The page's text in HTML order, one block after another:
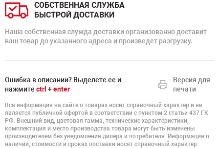
СОБСТВЕННАЯ СЛУЖБА
БЫСТРОЙ ДОСТАВКИ
Наша собственная служда доставки организованно доставит
ваш товар до указанного адреса и произведет разгрузку.
Ошибка в описании? Выделете ее и
нажмите ctrl +enter
Версия для
печати
Вся информация на сайте о товарах носит справочный характер и не
является публичной офертой в соответствии с пунктом 2 статьи 437 ГК
РФ. Внешний вид, цветовая гамма, технические характеристики,
комплектация и место производства товара могут быть изменены
производителем без уведомления дилера и потребителя. Информация о
наличии, стоимости и сроках поставки носят справочный характер.